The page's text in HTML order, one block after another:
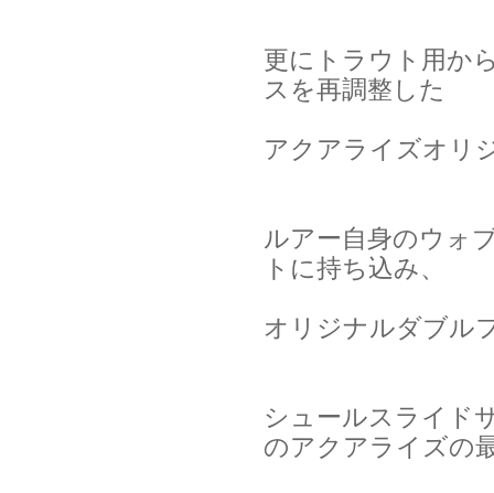
更にトラウト用か
スを再調整した
アクアライズオリ
ルアー自身のウォ
トに持ち込み、
オリジナルダブル
シュールスライド
のアクアライズの